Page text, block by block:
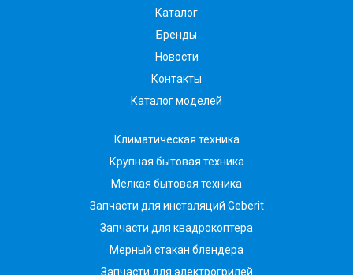
Каталог
Бренды
Новости
Контакты
Каталог моделей
Климатическая техника
Крупная бытовая техника
Мелкая бытовая техника
Запчасти для инсталяций Geberit
Запчасти для квадрокоптера
Мерный стакан блендера
Запчасти для электрогрилей